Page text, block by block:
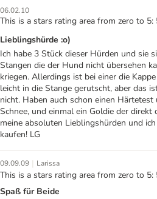
06.02.10
This is a stars rating area from zero to 5:
Lieblingshürde :o)
Ich habe 3 Stück dieser Hürden und sie
Stangen die der Hund nicht übersehen
kriegen. Allerdings ist bei einer die
leicht in die Stange gerutscht, aber das
nicht. Haben auch schon einen
Schnee, und einmal ein Goldie der
meine absoluten Lieblingshürden und
kaufen! LG
09.09.09 | Larissa
This is a stars rating area from zero to 5:
Spaß für Beide